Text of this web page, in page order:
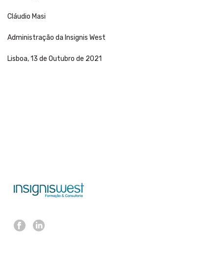
Cláudio Masi
Administração da Insignis West
Lisboa, 13 de Outubro de 2021